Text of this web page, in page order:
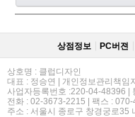
상점정보 PC버젼
상호명 : 클럽디자인
대표 : 정승연 | 개인정보관리책임
사업자등록번호 :220-04-48396 |
전화 : 02-3673-2215 | 팩스 :
주소 : 서울시 종로구 창경궁로35